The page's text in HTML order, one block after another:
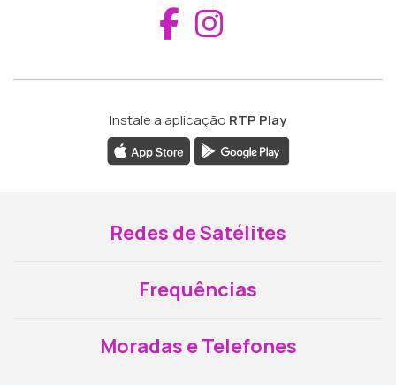
Aceder ao
Instale a aplicação RTP Play
Redes de Satélites
Frequências
Moradas e Telefones